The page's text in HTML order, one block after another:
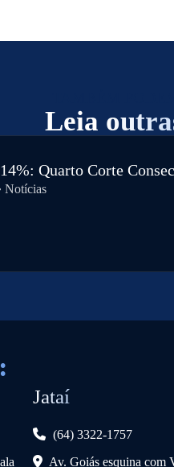
Leia
Quarto Corte
Notícias
Jataí
(64) 3322-1757
Av. Goiás esquina com